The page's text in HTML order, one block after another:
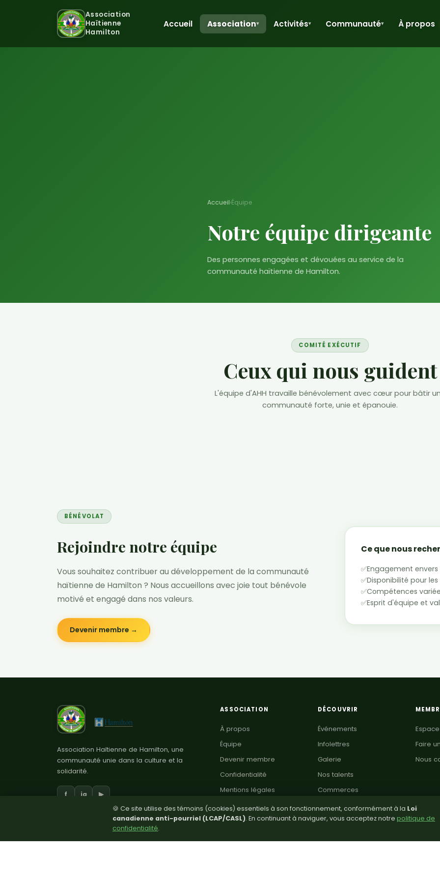
Association
Haïtienne
Hamilton
Accueil Association▾ Activités▾ Communauté▾ À propos
Accueil›Équipe
Notre équipe dirigeante
Des personnes engagées et dévouées au service de la
communauté haïtienne de Hamilton.
COMITÉ EXÉCUTIF
Ceux qui nous guident
L'équipe d'AHH travaille bénévolement avec cœur pour bâtir
communauté forte, unie et épanouie.
BÉNÉVOLAT
Rejoindre notre équipe
Vous souhaitez contribuer au développement de la communauté
haïtienne de Hamilton ? Nous accueillons avec joie tout bénévole
motivé et engagé dans nos valeurs.
Devenir membre →
Ce que nous
✅Engagement
✅Disponibilité pour
✅Compétences
✅Esprit d'équipe et
Association Haïtienne de Hamilton, une
communauté unie dans la culture et la
solidarité.
f ig ▶
ASSOCIATION
À propos
Équipe
Devenir membre
Confidentialité
Mentions légales
DÉCOUVRIR
Événements
Infolettres
Galerie
Nos talents
Commerces
Petites annonces
Intégration
Faire
Nous
🍪 Ce site utilise des témoins (cookies) essentiels à son fonctionnement, conformément à la Loi
canadienne anti-pourriel (LCAP/CASL). En continuant à naviguer, vous acceptez notre politique de
confidentialité.